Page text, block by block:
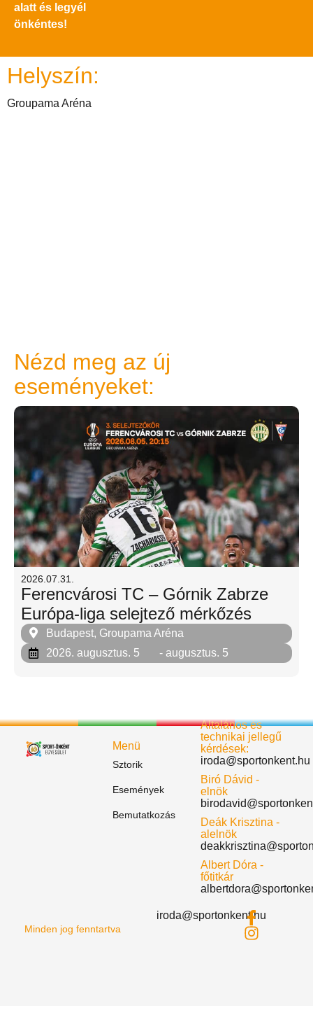
alatt és legyél
önkéntes!
Helyszín:
Groupama Aréna
Nézd meg az új
eseményeket:
2026.07.31.
Ferencvárosi TC – Górnik Zabrze
Európa-liga selejtező mérkőzés
Budapest, Groupama Aréna
2026. augusztus. 5
- augusztus. 5
Menü
Sztorik
Események
Bemutatkozás
Általános és
technikai jellegű
kérdések:
iroda@sportonkent.hu
Biró Dávid -
elnök
Deák Krisztina -
alelnök
Albert Dóra -
főtitkár
Minden jog fenntartva
iroda@sportonkent.hu